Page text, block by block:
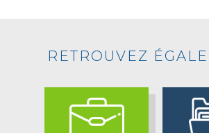
RETROUVEZ